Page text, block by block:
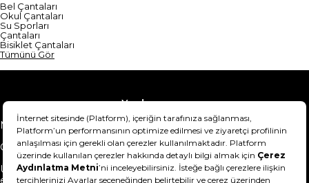
Bel Çantaları
Okul Çantaları
Su Sporları
Çantaları
Bisiklet Çantaları
Tümünü Gör
Yardım
Mesafeli Satış Sözleşmesi
Teslimat Bilgisi
Gizlilik Sözleşmesi
Şartlar & Koşullar
Ürünümü nasıl iade
edebilirim?
Hakkımızda